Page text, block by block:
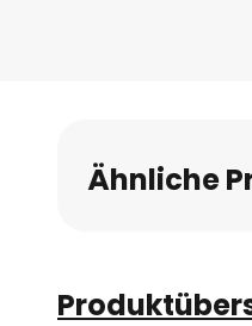
Ähnliche